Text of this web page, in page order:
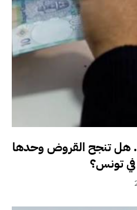
هل تنجح القروض وحدها
في تونس؟